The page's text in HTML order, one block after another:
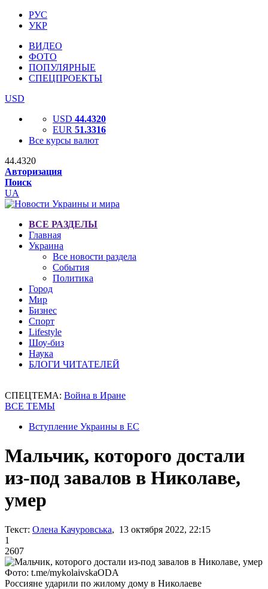
РУС
УКР
ВИДЕО
ФОТО
ПОПУЛЯРНЫЕ
СПЕЦПРОЕКТЫ
USD
USD 44.4320
EUR 51.3316
Все курсы валют
44.4320
Авторизация
Поиск
UA
ВСЕ РАЗДЕЛЫ
Главная
Украина
Все новости раздела
События
Политика
Город
Мир
Бизнес
Спорт
Lifestyle
Шоу-биз
Наука
БЛОГИ ЧИТАТЕЛЕЙ
СПЕЦТЕМА: Война в Иране
ВСЕ ТЕМЫ
Вступление Украины в ЕС
Мальчик, которого достали
из-под завалов в Николаве,
умер
Текст: Олена Качуровська, 13 октября 2022, 22:15
1
2607
Фото: t.me/mykolaivskaODA
Россияне ударили по жилому дому в Николаеве